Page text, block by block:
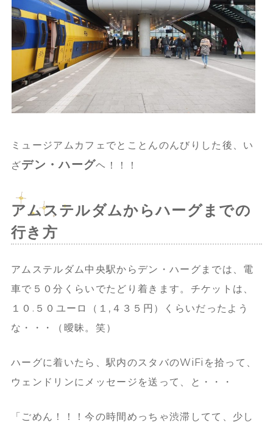
ミュージアムカフェでとことんのんびりした後、い
ざデン・ハーグヘ！！！
アムステルダムからハーグまでの
行き方
アムステルダム中央駅からデン・ハーグまでは、電
車で５０分くらいでたどり着きます。チケットは、
１０.５０ユーロ（１,４３５円）くらいだったよう
な・・・（曖昧。笑）
ハーグに着いたら、駅内のスタバのWiFiを拾って、
ウェンドリンにメッセージを送って、と・・・
「ごめん！！！今の時間めっちゃ渋滞してて、少し